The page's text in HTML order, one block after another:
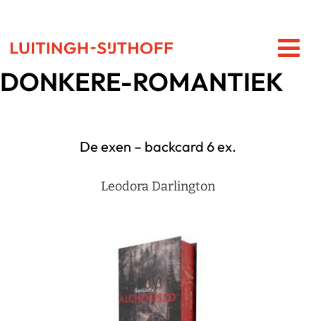
DONKERE-ROMANTIEK
De exen – backcard 6 ex.
Leodora Darlington